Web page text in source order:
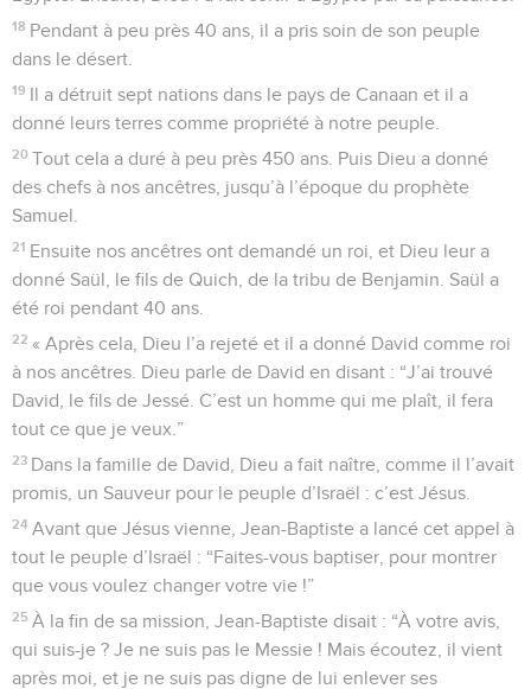
18 Pendant à peu près 40 ans, il a pris soin de son peuple
dans le désert.
19 Il a détruit sept nations dans le pays de Canaan et il a
donné leurs terres comme propriété à notre peuple.
20 Tout cela a duré à peu près 450 ans. Puis Dieu a donné
des chefs à nos ancêtres, jusqu’à l’époque du prophète
Samuel.
21 Ensuite nos ancêtres ont demandé un roi, et Dieu leur a
donné Saül, le fils de Quich, de la tribu de Benjamin. Saül a
été roi pendant 40 ans.
22 « Après cela, Dieu l’a rejeté et il a donné David comme roi
à nos ancêtres. Dieu parle de David en disant : “J’ai trouvé
David, le fils de Jessé. C’est un homme qui me plaît, il fera
tout ce que je veux.”
23 Dans la famille de David, Dieu a fait naître, comme il l’avait
promis, un Sauveur pour le peuple d’Israël : c’est Jésus.
24 Avant que Jésus vienne, Jean-Baptiste a lancé cet appel à
tout le peuple d’Israël : “Faites-vous baptiser, pour montrer
que vous voulez changer votre vie !”
25 À la fin de sa mission, Jean-Baptiste disait : “À votre avis,
qui suis-je ? Je ne suis pas le Messie ! Mais écoutez, il vient
après moi, et je ne suis pas digne de lui enlever ses